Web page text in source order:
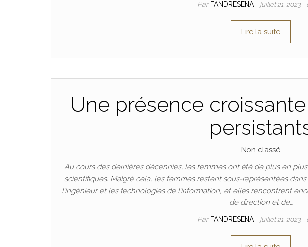
Par FANDRESENA juillet 21, 2023
Lire la suite
Une présence
Non classé
Au cours des dernières décennies, les femmes ont été de plus en
scientifiques. Malgré cela, les femmes restent sous-représentées
l’ingénieur et les technologies de l’information, et elles rencontrent
de direction et de…
Par FANDRESENA juillet 21, 2023